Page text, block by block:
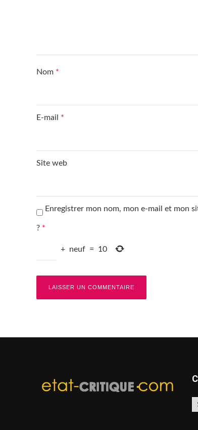
Nom *
E-mail *
Site web
Enregistrer mon nom, mon e-mail et mon
? *
+ neuf = 10